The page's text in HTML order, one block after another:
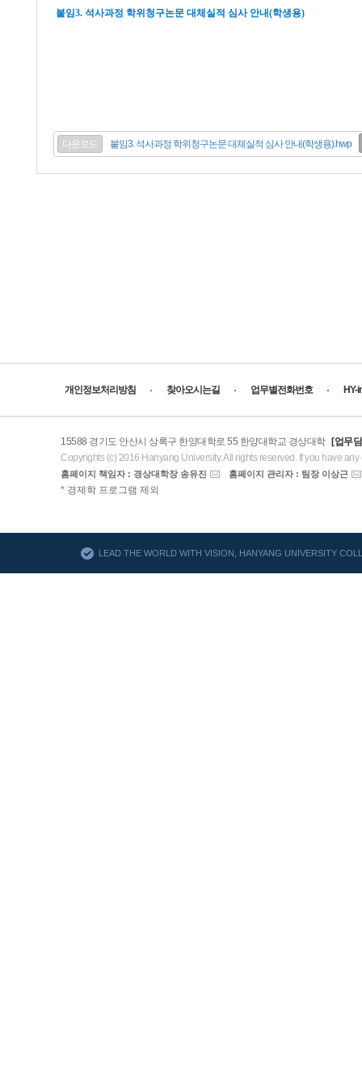
붙임3. 석사과정 학위청구논문 대체실적 심사 안내(학생용)
다운로드 붙임3. 석사과정 학위청구논문 대체실적 심사 안내(학생용).hwp
개인정보처리방침 찾아오시는길 업무별전화번호 HY-
15588 경기도 안산시 상록구 한양대학로 55 한양대학교 경상대학
[업무
Copyrights (c) 2016 Hanyang University. All rights reserved. If you have any
홈페이지 책임자 : 경상대학장 송유진 홈페이지 관리자 : 팀장 이상근
AACSB
* 경제학 프로그램 제외
LEAD THE WORLD WITH VISION, HANYANG UNIVERSITY